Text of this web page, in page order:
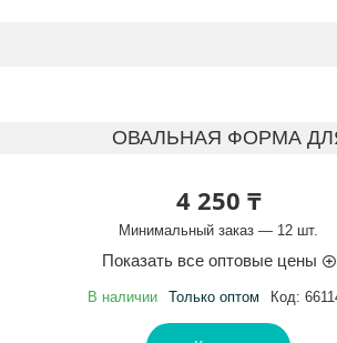
ОВАЛЬНАЯ ФОРМА ДЛЯ
4 250 ₸
Минимальный заказ — 12 шт.
Показать все оптовые цены
В наличии Только оптом Код: